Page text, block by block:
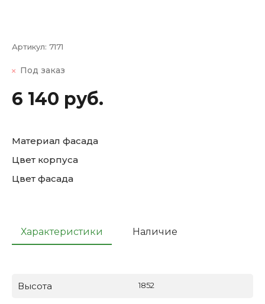
Артикул: 7171
Под заказ
6 140 руб.
Материал фасада
Цвет корпуса
Цвет фасада
Характеристики Наличие
Высота 1852